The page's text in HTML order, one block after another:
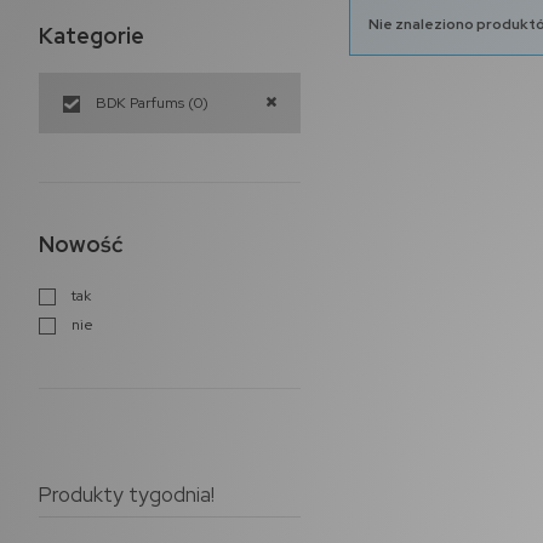
Kategorie
BDK Parfums (0)
Nowość
tak
nie
Produkty tygodnia!
Nie znaleziono